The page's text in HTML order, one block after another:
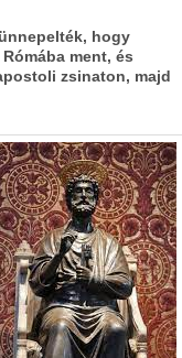
hogy
ment, és
zsinaton, majd